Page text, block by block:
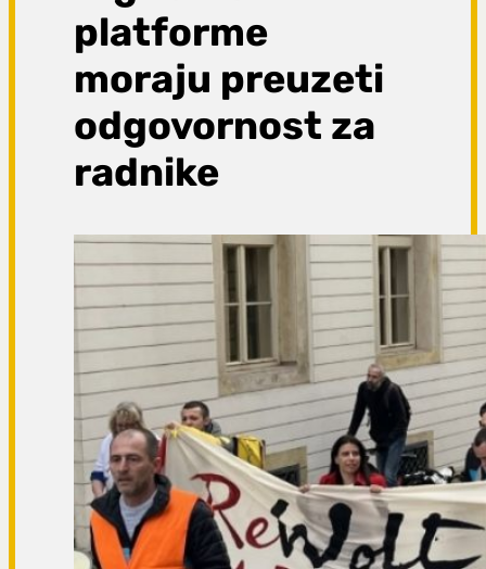
a
platforme
moraju preuzeti
odgovornost za
radnike